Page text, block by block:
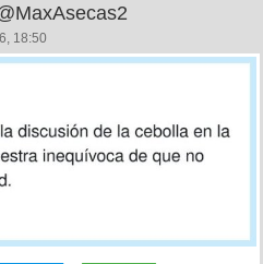
18:50